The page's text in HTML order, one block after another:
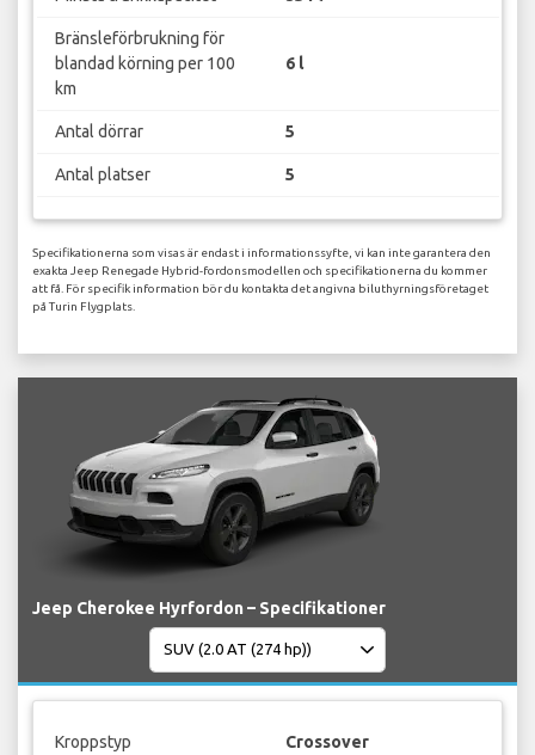
Bränsleförbrukning för
blandad körning per 100
km
6 l
Antal dörrar 5
Antal platser 5
Specifikationerna som visas är endast i informationssyfte, vi kan inte garantera den
exakta Jeep Renegade Hybrid-fordonsmodellen och specifikationerna du kommer
att få. För specifik information bör du kontakta det angivna biluthyrningsföretaget
på Turin Flygplats.
Jeep Cherokee Hyrfordon – Specifikationer
Kroppstyp Crossover